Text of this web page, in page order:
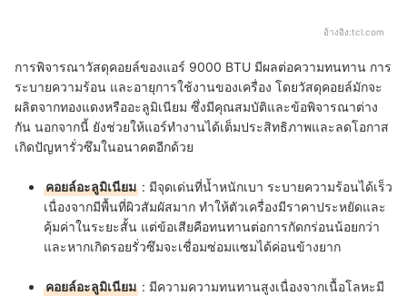
อ้างอิง:tcl.com
การพิจารณาวัสดุคอยล์ของแอร์ 9000 BTU มีผลต่อความทนทาน การ
ระบายความร้อน และอายุการใช้งานของเครื่อง โดยวัสดุคอยล์มักจะ
ผลิตจากทองแดงหรืออะลูมิเนียม ซึ่งมีคุณสมบัติและข้อพิจารณาต่าง
กัน นอกจากนี้ ยังช่วยให้แอร์ทำงานได้เต็มประสิทธิภาพและลดโอกาส
เกิดปัญหารั่วซึมในอนาคตอีกด้วย
คอยล์อะลูมิเนียม : มีจุดเด่นที่น้ำหนักเบา ระบายความร้อนได้เร็ว
เนื่องจากมีพื้นที่ผิวสัมผัสมาก ทำให้ตัวเครื่องมีราคาประหยัดและ
คุ้มค่าในระยะสั้น แต่ข้อเสียคือทนทานต่อการกัดกร่อนน้อยกว่า
และหากเกิดรอยรั่วซึมจะเชื่อมซ่อมแซมได้ค่อนข้างยาก
คอยล์อะลูมิเนียม : มีความความทนทานสูงเนื่องจากเนื้อโลหะมี